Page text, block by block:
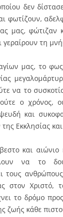
δεν
φωτίζουν,
μας, φώτιζαν
γεραίρουν τη
μας, το φως
να το
ούτε ο χρόνος,
και
της Εκκλησίας
και αιώνιο
να το
τους
στον Χριστό,
το δρόμο
ζωής κάθε